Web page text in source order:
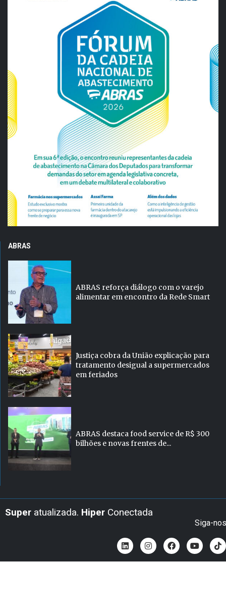
ABRAS
ABRAS reforça diálogo com o varejo
alimentar em encontro da Rede Smart
Justiça cobra da União explicação para
tratamento desigual a supermercados
em feriados
ABRAS destaca food service de R$ 300
bilhões e novas frentes de...
Super atualizada. Hiper Conectada
Siga-nos